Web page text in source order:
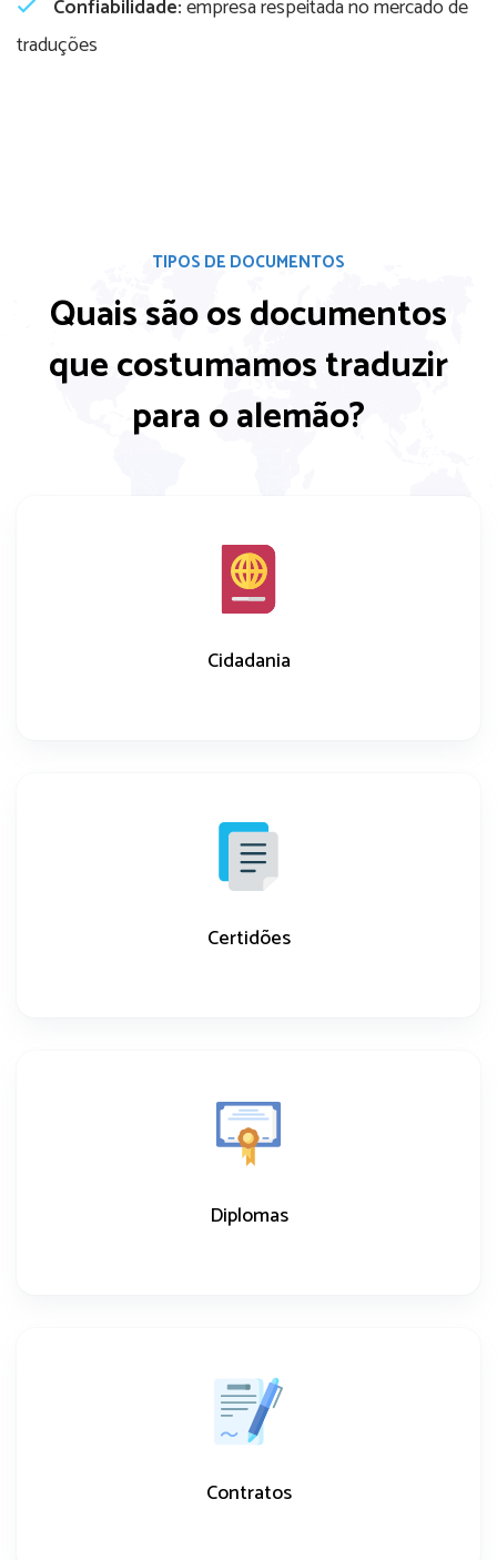
Confiabilidade:empresa respeitada no mercado de
traduções
TIPOS DE DOCUMENTOS
Quais são os documentos
que costumamostraduzir
para o alemão?
Cidadania
Certidões
Diplomas
Contratos